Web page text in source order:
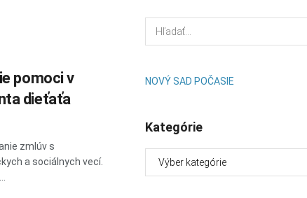
pomoci v
dieťaťa
zmlúv s
a sociálnych vecí.
NOVÝ SAD POČASIE
Kategórie